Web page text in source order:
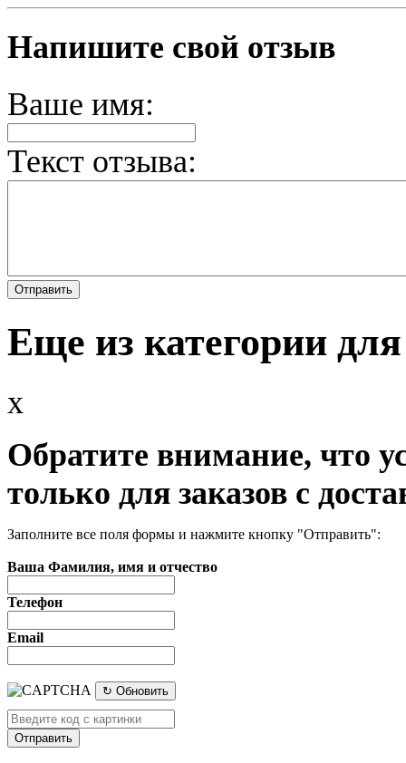
Напишите свой отзыв
Ваше имя:
Текст отзыва:
Еще из категории
x
Обратите внимание, что
только для заказов с
Заполните все поля формы и нажмите кнопку "Отправить":
Ваша Фамилия, имя и отчество
Телефон
Email
↻ Обновить